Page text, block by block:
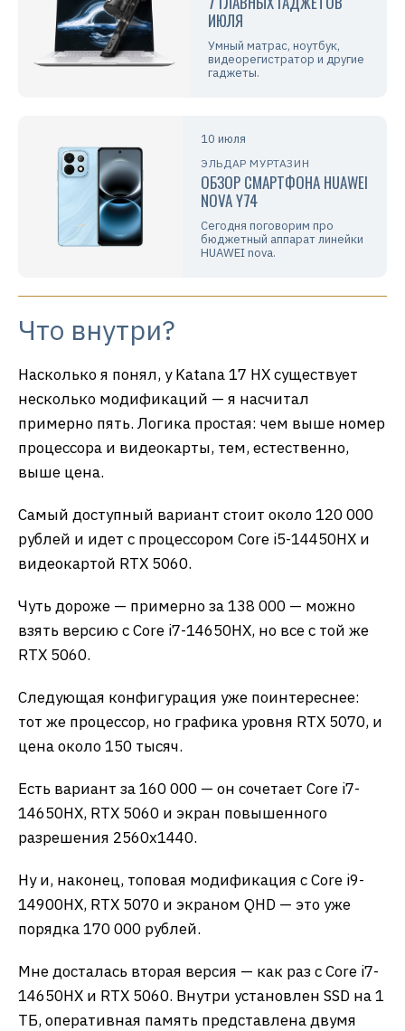
ИЮЛЯ
Умный матрас, ноутбук,
видеорегистратор и другие
гаджеты.
10 июля
ЭЛЬДАР МУРТАЗИН
ОБЗОР СМАРТФОНА HUAWEI
NOVA Y74
Сегодня поговорим про
бюджетный аппарат линейки
HUAWEI nova.
Что внутри?
Насколько я понял, у Katana 17 HX существует
несколько модификаций — я насчитал
примерно пять. Логика простая: чем выше номер
процессора и видеокарты, тем, естественно,
выше цена.
Самый доступный вариант стоит около 120 000
рублей и идет с процессором Core i5-14450HX и
видеокартой RTX 5060.
Чуть дороже — примерно за 138 000 — можно
взять версию с Core i7-14650HX, но все с той же
RTX 5060.
Следующая конфигурация уже поинтереснее:
тот же процессор, но графика уровня RTX 5070, и
цена около 150 тысяч.
Есть вариант за 160 000 — он сочетает Core i7-
14650HX, RTX 5060 и экран повышенного
разрешения 2560х1440.
Ну и, наконец, топовая модификация с Core i9-
14900HX, RTX 5070 и экраном QHD — это уже
порядка 170 000 рублей.
Мне досталась вторая версия — как раз с Core i7-
14650HX и RTX 5060. Внутри установлен SSD на 1
ТБ, оперативная память представлена двумя